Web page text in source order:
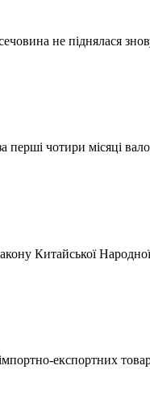
не піднялася
перші чотири місяці
Китайської
експортних